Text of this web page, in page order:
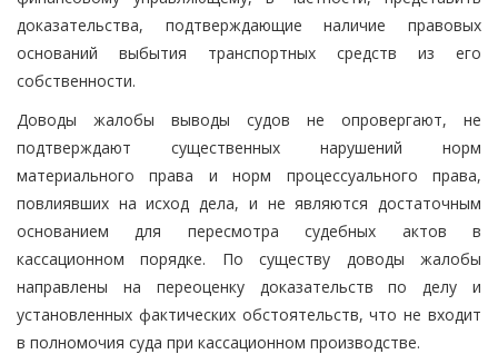
доказательства, подтверждающие наличие правовых
оснований выбытия транспортных средств из его
собственности.
Доводы жалобы выводы судов не опровергают, не
подтверждают существенных нарушений норм
материального права и норм процессуального права,
повлиявших на исход дела, и не являются достаточным
основанием для пересмотра судебных актов в
кассационном порядке. По существу доводы жалобы
направлены на переоценку доказательств по делу и
установленных фактических обстоятельств, что не входит
в полномочия суда при кассационном производстве.